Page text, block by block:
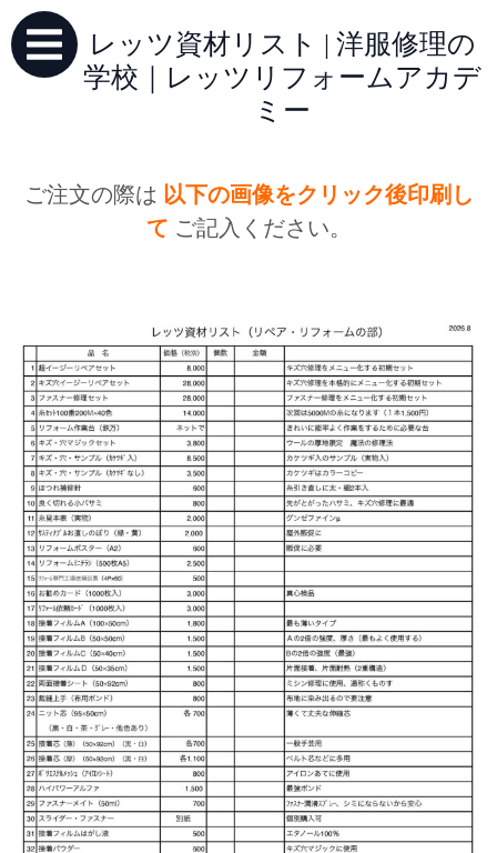
レッツ資材リスト | 洋服修理の
学校｜レッツリフォームアカデ
ミー
ご注文の際は 以下の画像をクリック後印刷し
て ご記入ください。